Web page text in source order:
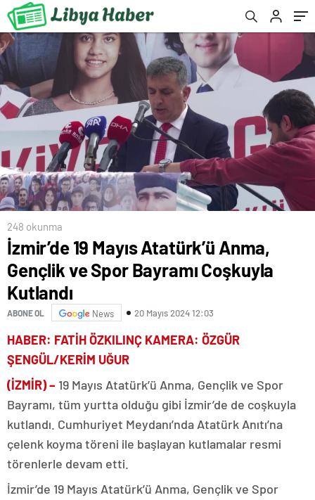
248 okunma
İzmir’de 19 Mayıs Atatürk’ü Anma,
Gençlik ve Spor Bayramı Coşkuyla
Kutlandı
ABONE OL News 20 Mayıs 2024 12:03
HABER: FATİH ÖZKILINÇ KAMERA: ÖZGÜR
ŞENGÜL/KERİM UĞUR
(İZMİR) – 19 Mayıs Atatürk’ü Anma, Gençlik ve Spor
Bayramı, tüm yurtta olduğu gibi İzmir’de de coşkuyla
kutlandı. Cumhuriyet Meydanı’nda Atatürk Anıtı’na
çelenk koyma töreni ile başlayan kutlamalar resmi
törenlerle devam etti.
İzmir’de 19 Mayıs Atatürk’ü Anma, Gençlik ve Spor